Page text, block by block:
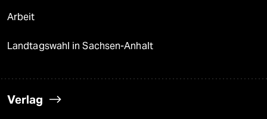
Arbeit
Landtagswahl in Sachsen-Anhalt
Verlag